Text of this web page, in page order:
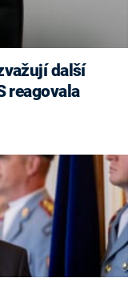
reagovala